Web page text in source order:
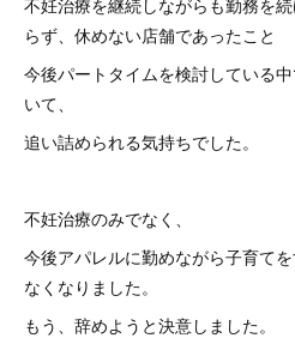
不妊治療を継続しながらも勤務を
らず、休めない店舗であったこと
今後パートタイムを検討している
いて、
追い詰められる気持ちでした。
不妊治療のみでなく、
今後アパレルに勤めながら子育て
なくなりました。
もう、辞めようと決意しました。